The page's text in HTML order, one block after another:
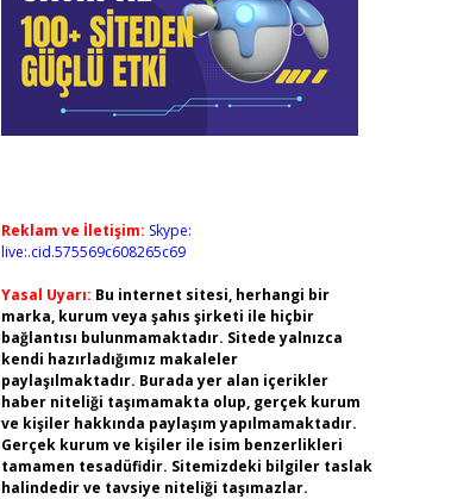
Reklam ve İletişim: Skype:
live:.cid.575569c608265c69
Yasal Uyarı: Bu internet sitesi, herhangi bir
marka, kurum veya şahıs şirketi ile hiçbir
bağlantısı bulunmamaktadır. Sitede yalnızca
kendi hazırladığımız makaleler
paylaşılmaktadır. Burada yer alan içerikler
haber niteliği taşımamakta olup, gerçek kurum
ve kişiler hakkında paylaşım yapılmamaktadır.
Gerçek kurum ve kişiler ile isim benzerlikleri
tamamen tesadüfidir. Sitemizdeki bilgiler taslak
halindedir ve tavsiye niteliği taşımazlar.